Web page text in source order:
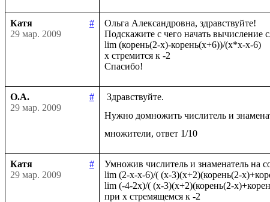
Катя
#
29 мар. 2009
Ольга Александровна, здравствуйте!
Подскажите с чего начать вычисление
lim (корень(2-x)-корень(x+6))/(x*x-x-6)
x стремится к -2
О.А.
#
29 мар. 2009
Нужно домножить числитель и
Катя
#
29 мар. 2009
Умножив числитель и знаменатель на
lim (2-x-x-6)/( (x-3)(x+2)(корень(2-
lim (-4-2x)/( (x-3)(x+2)(корень(2-
при x стремящемся к -2